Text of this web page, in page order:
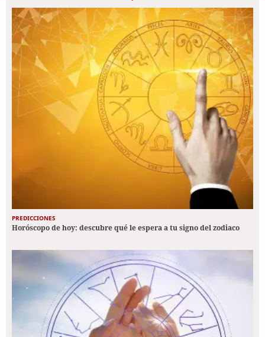
PREDICCIONES
Horóscopo de hoy: descubre qué le espera a tu signo del zodiaco